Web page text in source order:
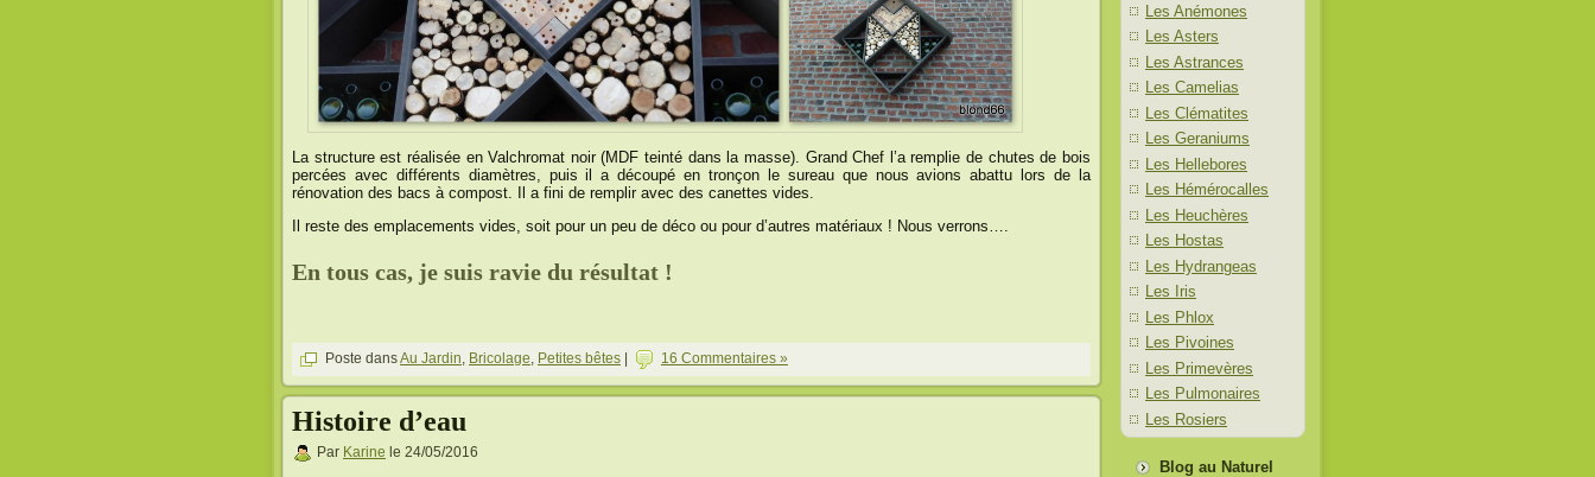
La structure est réalisée en Valchromat noir (MDF teinté dans la masse). Grand Chef l’a remplie de chutes de bois
percées avec différents diamètres, puis il a découpé en tronçon le sureau que nous avions abattu lors de la
rénovation des bacs à compost. Il a fini de remplir avec des canettes vides.
Il reste des emplacements vides, soit pour un peu de déco ou pour d’autres matériaux ! Nous verrons….
En tous cas, je suis ravie du résultat !
Poste dansAu Jardin, Bricolage, Petites bêtes | 16 Commentaires »
Histoire d’eau
Par Karine le 24/05/2016
Les Anémones
Les Asters
Les Astrances
Les Camelias
Les Clématites
Les Geraniums
Les Hellebores
Les Hémérocalles
Les Heuchères
Les Hostas
Les Hydrangeas
Les Iris
Les Phlox
Les Pivoines
Les Primevères
Les Pulmonaires
Les Rosiers
Blog au Naturel